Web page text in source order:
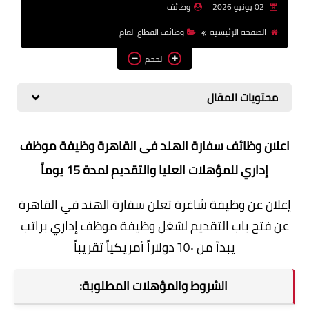
بالجامعات والمعاهد
اخبار
وظائف
الصفحة الرئيسية
وظائف القطاع العام
الحجم
محتويات المقال
اعلان وظائف سفارة الهند فى القاهرة وظيفة موظف
إداري للمؤهلات العليا والتقديم لمدة 15 يوماً
إعلان عن وظيفة شاغرة تعلن سفارة الهند في القاهرة
عن فتح باب التقديم لشغل وظيفة موظف إداري براتب
يبدأ من ٦٥٠ دولاراً أمريكياً تقريباً
الشروط والمؤهلات المطلوبة: